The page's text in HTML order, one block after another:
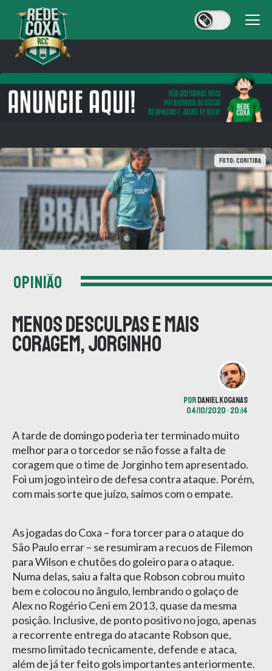
Foto: Coritiba
OPINIÃO
Menos desculpas e mais
coragem, Jorginho
PORDANIEL KOGANAS
04/10/2020 • 20:14
A tarde de domingo poderia ter terminado muito
melhor para o torcedor se não fosse a falta de
coragem que o time de Jorginho tem apresentado.
Foi um jogo inteiro de defesa contra ataque. Porém,
com mais sorte que juízo, saímos com o empate.
As jogadas do Coxa – fora torcer para o ataque do
São Paulo errar – se resumiram a recuos de Filemon
para Wilson e chutões do goleiro para o ataque.
Numa delas, saiu a falta que Robson cobrou muito
bem e colocou no ângulo, lembrando o golaço de
Alex no Rogério Ceni em 2013, quase da mesma
posição. Inclusive, de ponto positivo no jogo, apenas
a recorrente entrega do atacante Robson que,
mesmo limitado tecnicamente, defende e ataca,
além de já ter feito gols importantes anteriormente.